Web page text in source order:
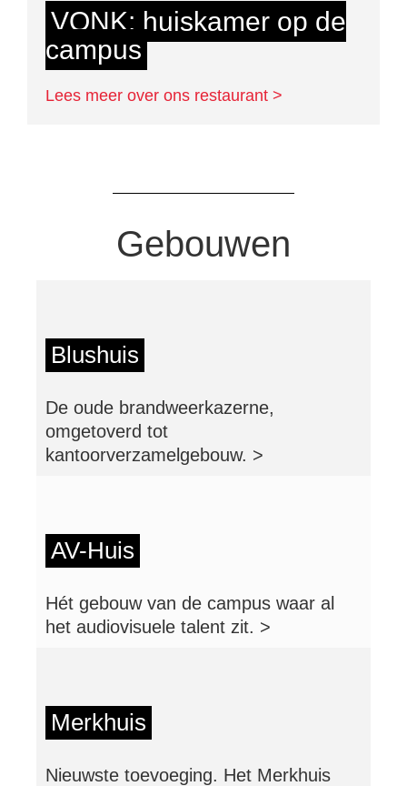
VONK: huiskamer op de
campus
Lees meer over ons restaurant >
Gebouwen
Blushuis
De oude brandweerkazerne,
omgetoverd tot
kantoorverzamelgebouw. >
AV-Huis
Hét gebouw van de campus waar al
het audiovisuele talent zit. >
Merkhuis
Nieuwste toevoeging. Het Merkhuis